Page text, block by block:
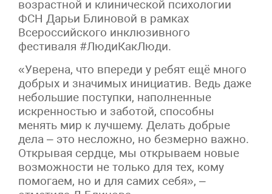
возрастной и клинической психологии
ФСН Дарьи Блиновой в рамках
Всероссийского инклюзивного
фестиваля #ЛюдиКакЛюди.
«Уверена, что впереди у ребят ещё много
добрых и значимых инициатив. Ведь даже
небольшие поступки, наполненные
искренностью и заботой, способны
менять мир к лучшему. Делать добрые
дела – это несложно, но безмерно важно.
Открывая сердце, мы открываем новые
возможности не только для тех, кому
помогаем, но и для самих себя», –